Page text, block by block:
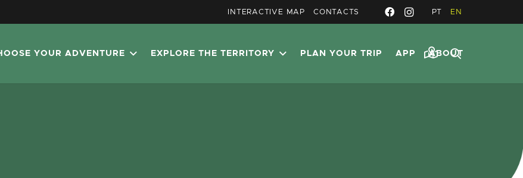
INTERACTIVE MAP CONTACTS PT EN
YOUR ADVENTURE EXPLORE THE TERRITORY PLAN YOUR TRIP APP ABOUT